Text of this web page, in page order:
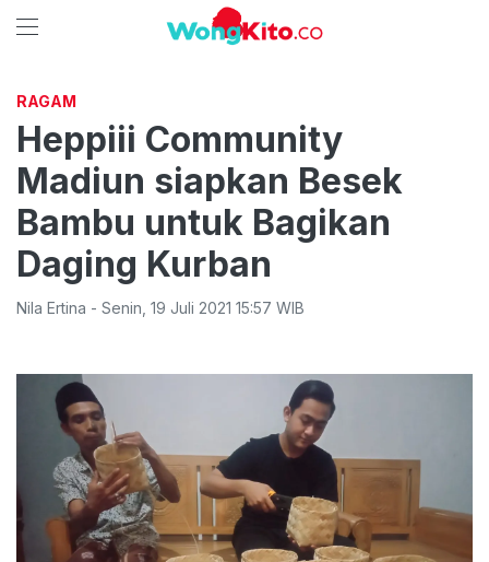
RAGAM
Heppiii Community
Madiun siapkan Besek
Bambu untuk Bagikan
Daging Kurban
Nila Ertina - Senin 19 Juli 2021 15:57 WIB